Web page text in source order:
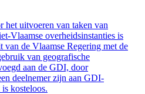
het uitvoeren van taken van
Vlaamse overheidsinstanties is
van de Vlaamse Regering met de
van geografische
aan de GDI, door
deelnemer zijn aan GDI-
kosteloos.